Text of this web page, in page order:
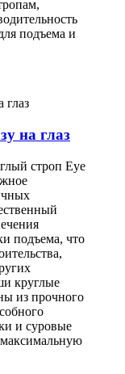
подъема и
на глаз
строп Eye
подъема, что
круглые
из прочного
и суровые
максимальную